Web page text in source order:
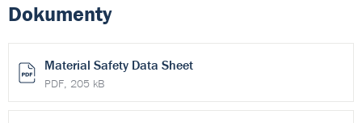
Dokumenty
Material Safety Data Sheet
PDF, 205 kB